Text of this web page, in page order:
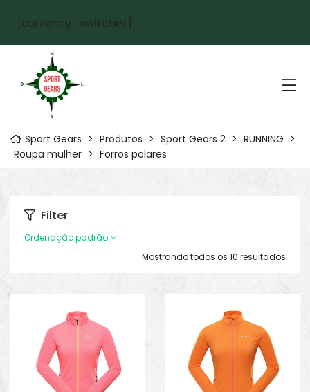
[currency_switcher]
Sport Gears > Produtos > Sport Gears 2 > RUNNING >
Roupa mulher > Forros polares
Filter
Mostrando todos os 10 resultados
Ordenação padrão